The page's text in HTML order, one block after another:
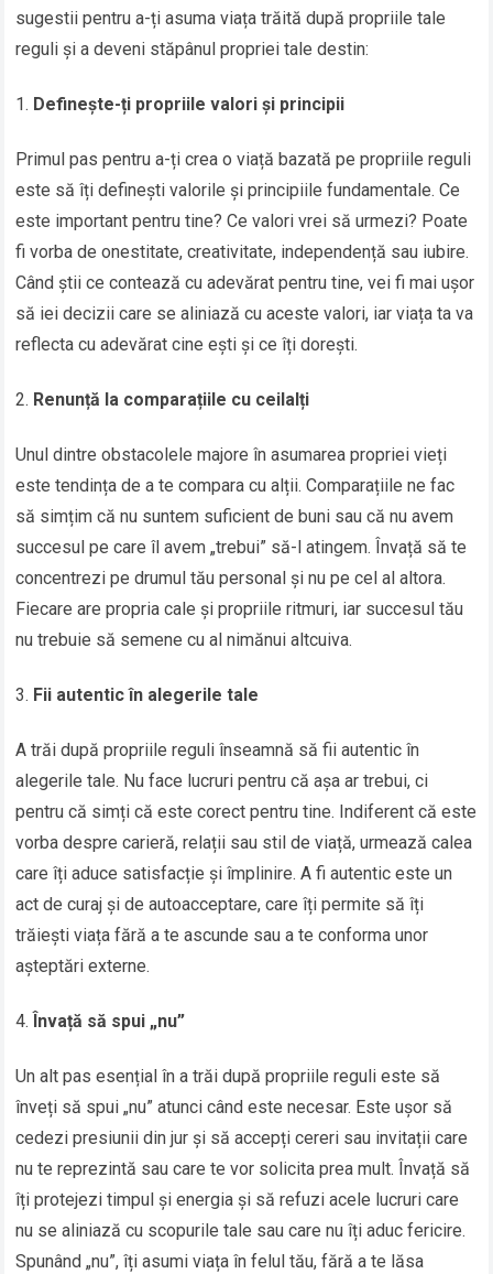
sugestii pentru a-ți asuma viața trăită după propriile tale
reguli și a deveni stăpânul propriei tale destin:
Definește-ți propriile valori și principii
Primul pas pentru a-ți crea o viață bazată pe propriile reguli
este să îți definești valorile și principiile fundamentale. Ce
este important pentru tine? Ce valori vrei să urmezi? Poate
fi vorba de onestitate, creativitate, independență sau iubire.
Când știi ce contează cu adevărat pentru tine, vei fi mai ușor
să iei decizii care se aliniază cu aceste valori, iar viața ta va
reflecta cu adevărat cine ești și ce îți dorești.
Renunță la comparațiile cu ceilalți
Unul dintre obstacolele majore în asumarea propriei vieți
este tendința de a te compara cu alții. Comparațiile ne fac
să simțim că nu suntem suficient de buni sau că nu avem
succesul pe care îl avem „trebui” să-l atingem. Învață să te
concentrezi pe drumul tău personal și nu pe cel al altora.
Fiecare are propria cale și propriile ritmuri, iar succesul tău
nu trebuie să semene cu al nimănui altcuiva.
Fii autentic în alegerile tale
A trăi după propriile reguli înseamnă să fii autentic în
alegerile tale. Nu face lucruri pentru că așa ar trebui, ci
pentru că simți că este corect pentru tine. Indiferent că este
vorba despre carieră, relații sau stil de viață, urmează calea
care îți aduce satisfacție și împlinire. A fi autentic este un
act de curaj și de autoacceptare, care îți permite să îți
trăiești viața fără a te ascunde sau a te conforma unor
așteptări externe.
Învață să spui „nu”
Un alt pas esențial în a trăi după propriile reguli este să
înveți să spui „nu” atunci când este necesar. Este ușor să
cedezi presiunii din jur și să accepți cereri sau invitații care
nu te reprezintă sau care te vor solicita prea mult. Învață să
îți protejezi timpul și energia și să refuzi acele lucruri care
nu se aliniază cu scopurile tale sau care nu îți aduc fericire.
Spunând „nu”, îți asumi viața în felul tău, fără a te lăsa